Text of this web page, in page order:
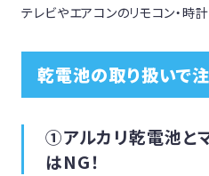
テレビやエアコンのリモコン・時
乾電池の取り扱いで
①アルカリ乾電池と
はNG！